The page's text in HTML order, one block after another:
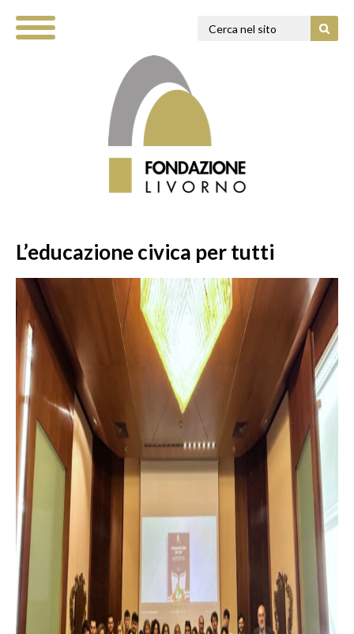
L’educazione civica per tutti